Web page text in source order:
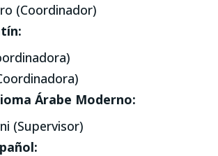
(Coordinador)
Árabe Moderno:
(Supervisor)